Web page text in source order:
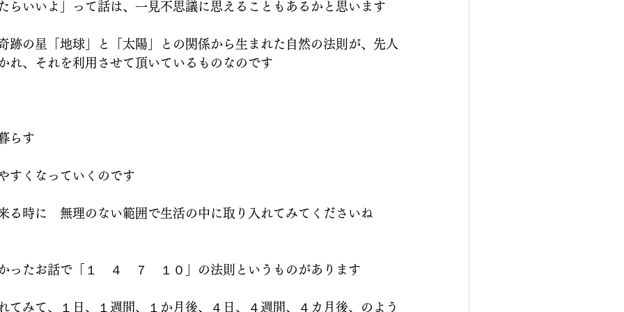
らいいよ」って話は、一見不思議に思えることもあるかと思います
跡の星「地球」と「太陽」との関係から生まれた自然の法則が、先人
れ、それを利用させて頂いているものなのです
らす
すくなっていくのです
る時に　無理のない範囲で生活の中に取り入れてみてくださいね
ったお話で「１　４　７　１０」の法則というものがあります
てみて、１日、１週間、１か月後、４日、４週間、４カ月後、のよう